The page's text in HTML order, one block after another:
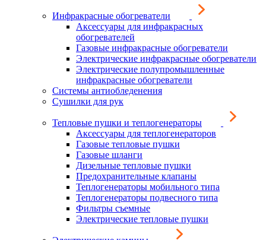
Инфракрасные обогреватели
Аксессуары для инфракрасных
обогревателей
Газовые инфракрасные обогреватели
Электрические инфракрасные обогреватели
Электрические полупромышленные
инфракрасные обогреватели
Системы антиобледенения
Сушилки для рук
Тепловые пушки и теплогенераторы
Аксессуары для теплогенераторов
Газовые тепловые пушки
Газовые шланги
Дизельные тепловые пушки
Предохранительные клапаны
Теплогенераторы мобильного типа
Теплогенераторы подвесного типа
Фильтры съемные
Электрические тепловые пушки